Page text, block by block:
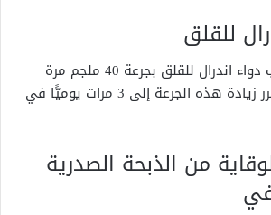
للقلق
عادةً ما يصف الطبيب دواء اندرال للقلق بجرعة 40 ملجم مرة
واحدة يوميًّا، وقد يقرر زيادة هذه الجرعة إلى 3 مرات يوميًّا في
من الذبحة الصدرية